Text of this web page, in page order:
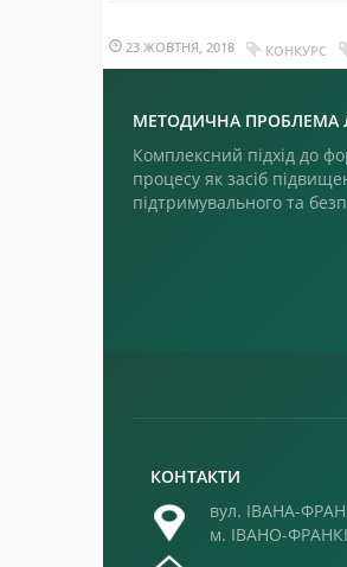
23 ЖОВТНЯ, 2018 КОНКУРС
МЕТОДИЧНА ПРОБЛЕМА
Комплексний підхід до
процесу як засіб
підтримувального та
КОНТАКТИ
вул. ІВАНА-
м. ІВАНО-